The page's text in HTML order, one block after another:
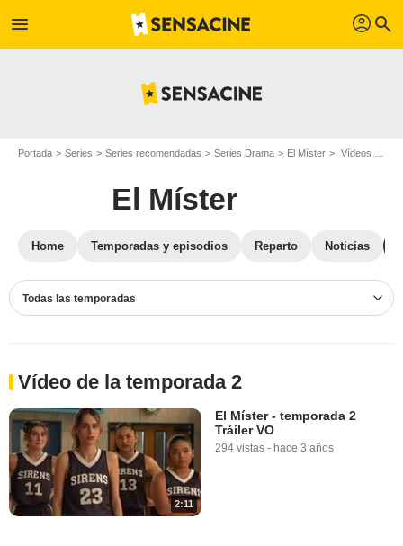
menu profil search
Portada Series Series recomendadas Series Drama El Míster Vídeos El Míster
El Míster
Home Temporadas y episodios Reparto Noticias
Todas las temporadas
Vídeo de la temporada 2
2:11
El Míster - temporada 2
Tráiler VO
294 vistas - hace 3 años